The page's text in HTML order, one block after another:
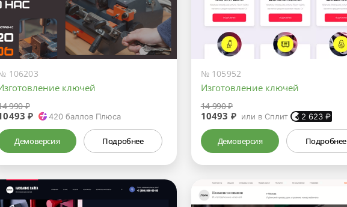
106203
ключей
990 ₽
₽ 420баллов Плюса
Демоверсия Подробнее
№ 105952
Изготовление ключей
14 990 ₽
10493 ₽ или в Сплит 2 623 ₽
Демоверсия Подробнее